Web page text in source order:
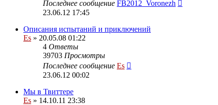
Последнее сообщение FB2012_Voronezh
23.06.12 17:45
Описания испытаний и приключений
Es » 20.05.08 01:22
4 Ответы
39703 Просмотры
Последнее сообщение Es
23.06.12 00:02
Мы в Твиттере
Es » 14.10.11 23:38